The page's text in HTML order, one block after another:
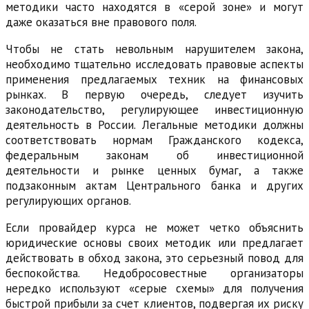
методики часто находятся в «серой зоне» и могут
даже оказаться вне правового поля.
Чтобы не стать невольным нарушителем закона,
необходимо тщательно исследовать правовые аспекты
применения предлагаемых техник на финансовых
рынках. В первую очередь, следует изучить
законодательство, регулирующее инвестиционную
деятельность в России. Легальные методики должны
соответствовать нормам Гражданского кодекса,
федеральным законам об инвестиционной
деятельности и рынке ценных бумаг, а также
подзаконным актам Центрального банка и других
регулирующих органов.
Если провайдер курса не может четко объяснить
юридические основы своих методик или предлагает
действовать в обход закона, это серьезный повод для
беспокойства. Недобросовестные организаторы
нередко используют «серые схемы» для получения
быстрой прибыли за счет клиентов, подвергая их риску